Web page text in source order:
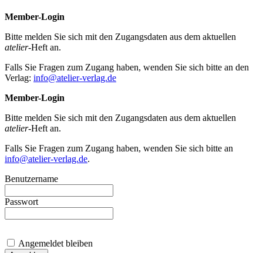
Member-Login
Bitte melden Sie sich mit den Zugangsdaten aus dem aktuellen
atelier-Heft an.
Falls Sie Fragen zum Zugang haben, wenden Sie sich bitte an den
Verlag: info@atelier-verlag.de
Member-Login
Bitte melden Sie sich mit den Zugangsdaten aus dem aktuellen
atelier-Heft an.
Falls Sie Fragen zum Zugang haben, wenden Sie sich bitte an
info@atelier-verlag.de.
Benutzername
Passwort
Angemeldet bleiben